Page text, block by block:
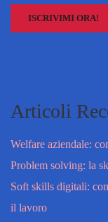
Articoli
Welfare aziendale:
Problem solving: la
Soft skills digitali:
il lavoro